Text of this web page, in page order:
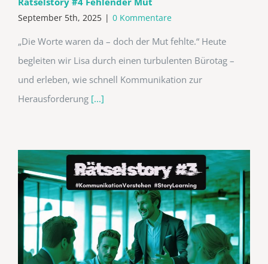
September 5th, 2025 | 0 Kommentare
„Die Worte waren da – doch der Mut fehlte.“ Heute
begleiten wir Lisa durch einen turbulenten Bürotag –
und erleben, wie schnell Kommunikation zur
Herausforderung [...]